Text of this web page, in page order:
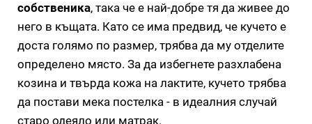
собственика, така че е най-добре тя да живее до
него в къщата. Като се има предвид, че кучето е
доста голямо по размер, трябва да му отделите
определено място. За да избегнете разхлабена
козина и твърда кожа на лактите, кучето трябва
да постави мека постелка - в идеалния случай
старо одеяло или матрак.